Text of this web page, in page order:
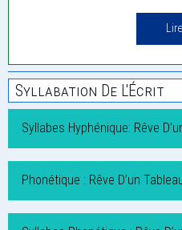
Syllabation De L'Écrit
Syllabes Hyphénique: Rêve
Phonétique : Rêve D’un